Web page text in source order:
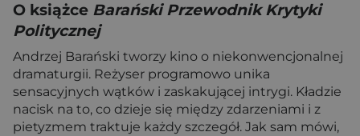
O książce Barański Przewodnik Krytyki
Politycznej
Andrzej Barański tworzy kino o niekonwencjonalnej
dramaturgii. Reżyser programowo unika
sensacyjnych wątków i zaskakującej intrygi. Kładzie
nacisk na to, co dzieje się między zdarzeniami i z
pietyzmem traktuje każdy szczegół. Jak sam mówi,